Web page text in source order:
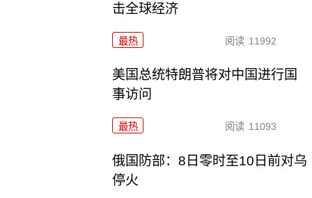
击全球经济
最热 阅读 11992
美国总统特朗普将对中国进行国
事访问
最热 阅读 11093
俄国防部：8日零时至10日前对乌
停火